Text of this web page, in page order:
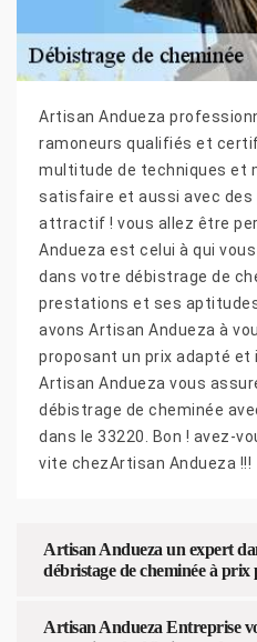
Artisan Andueza
ramoneurs qualifiés et
multitude de techniques et
satisfaire et aussi avec
attractif ! vous allez être
Andueza est celui à qui
dans votre débistrage de
prestations et ses
avons Artisan Andueza à
proposant un prix adapté
Artisan Andueza vous
débistrage de cheminée
dans le 33220. Bon ! avez-
vite chezArtisan Andueza !!!
Artisan Andueza un expert
débristage de cheminée à prix
Artisan Andueza Entreprise